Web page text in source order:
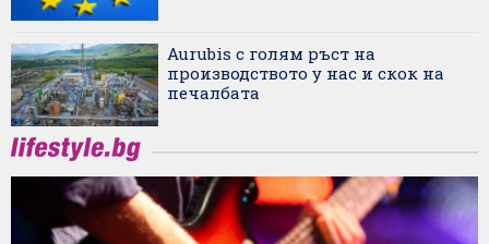
Aurubis с голям ръст на
производството у нас и скок на
печалбата